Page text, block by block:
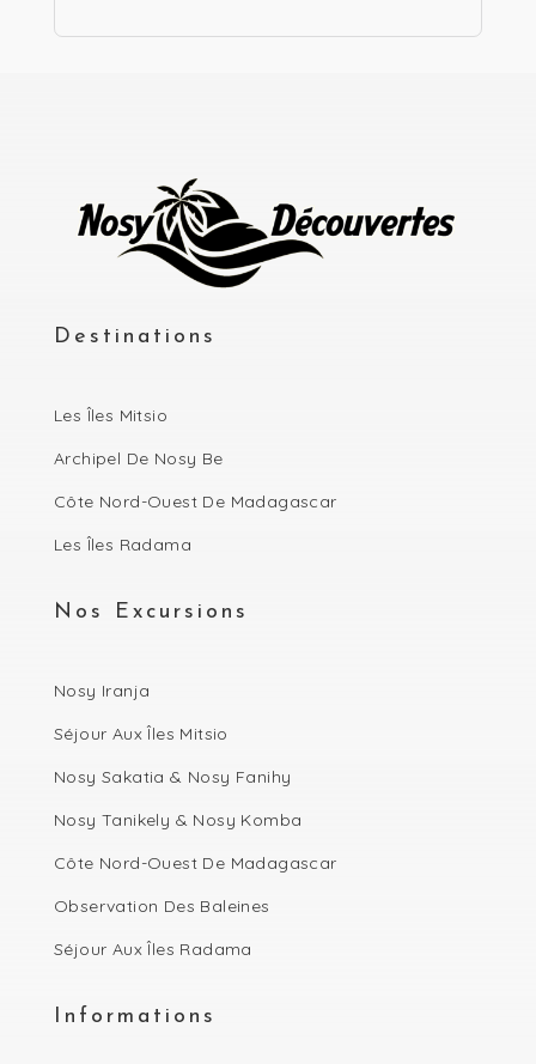
Destinations
Les Îles Mitsio
Archipel De Nosy Be
Côte Nord-Ouest De Madagascar
Les Îles Radama
Nos Excursions
Nosy Iranja
Séjour Aux Îles Mitsio
Nosy Sakatia & Nosy Fanihy
Nosy Tanikely & Nosy Komba
Côte Nord-Ouest De Madagascar
Observation Des Baleines
Séjour Aux Îles Radama
Informations